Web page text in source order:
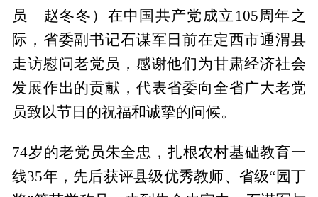
员 赵冬冬）在中国共产党成立105周年之
际，省委副书记石谋军日前在定西市通渭县
走访慰问老党员，感谢他们为甘肃经济社会
发展作出的贡献，代表省委向全省广大老党
员致以节日的祝福和诚挚的问候。
74岁的老党员朱全忠，扎根农村基础教育一
线35年，先后获评县级优秀教师、省级“园丁